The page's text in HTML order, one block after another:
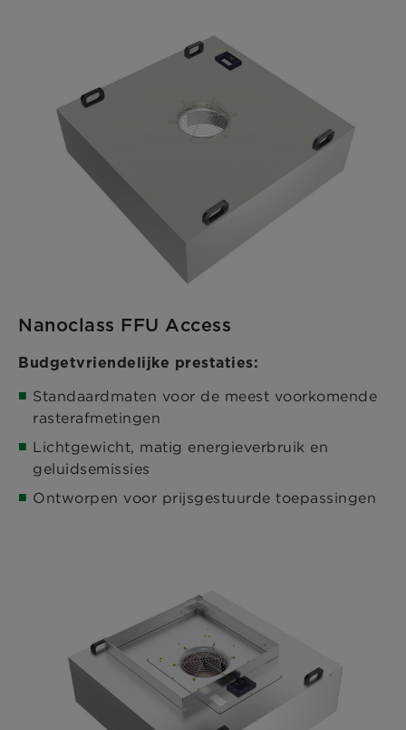
Nanoclass FFU Access
Budgetvriendelijke prestaties:
Standaardmaten voor de meest voorkomende
rasterafmetingen
Lichtgewicht, matig energieverbruik en
geluidsemissies
Ontworpen voor prijsgestuurde toepassingen